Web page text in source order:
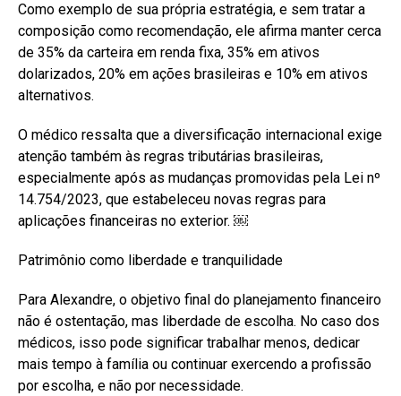
Como exemplo de sua própria estratégia, e sem tratar a
composição como recomendação, ele afirma manter cerca
de 35% da carteira em renda fixa, 35% em ativos
dolarizados, 20% em ações brasileiras e 10% em ativos
alternativos.
O médico ressalta que a diversificação internacional exige
atenção também às regras tributárias brasileiras,
especialmente após as mudanças promovidas pela Lei nº
14.754/2023, que estabeleceu novas regras para
aplicações financeiras no exterior. ￼
Patrimônio como liberdade e tranquilidade
Para Alexandre, o objetivo final do planejamento financeiro
não é ostentação, mas liberdade de escolha. No caso dos
médicos, isso pode significar trabalhar menos, dedicar
mais tempo à família ou continuar exercendo a profissão
por escolha, e não por necessidade.